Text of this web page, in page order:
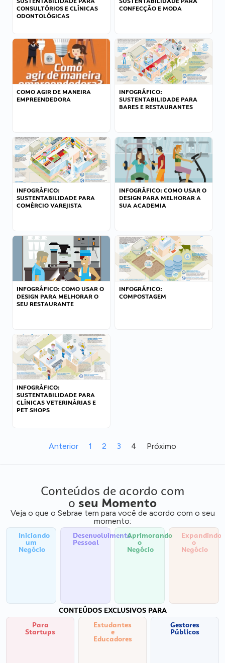
CONSULTÓRIOS E CLÍNICAS
ODONTOLÓGICAS
CONFECÇÃO E MODA
COMO AGIR DE MANEIRA
EMPREENDEDORA
INFOGRÁFICO:
SUSTENTABILIDADE PARA
BARES E RESTAURANTES
INFOGRÁFICO:
SUSTENTABILIDADE PARA
COMÉRCIO VAREJISTA
INFOGRÁFICO: COMO USAR O
DESIGN PARA MELHORAR A
SUA ACADEMIA
INFOGRÁFICO: COMO USAR O
DESIGN PARA MELHORAR O
SEU RESTAURANTE
INFOGRÁFICO:
COMPOSTAGEM
INFOGRÁFICO:
SUSTENTABILIDADE PARA
CLÍNICAS VETERINÁRIAS E
PET SHOPS
Anterior 1 2 3 4 Próximo
Conteúdos de acordo com
o seu Momento
Veja o que o Sebrae tem para você de acordo com o seu
momento:
Iniciando
um
Negócio
Desenvolvimento
Pessoal
Aprimorando
o
Negócio
Expandindo
o
Negócio
CONTEÚDOS EXCLUSIVOS PARA
Para
Startups
Estudantes
e
Educadores
Gestores
Públicos